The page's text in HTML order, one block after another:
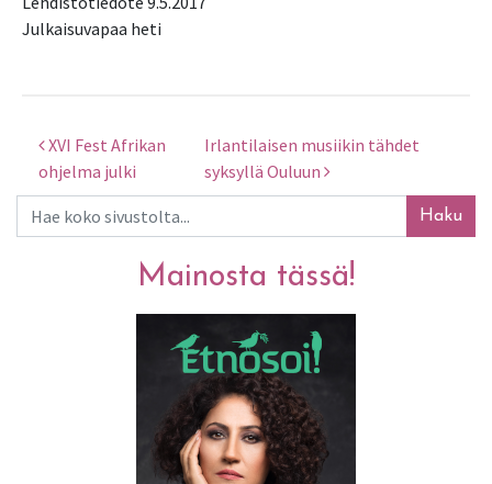
Julkaisuvapaa heti
Artikkelien selaus
XVI Fest Afrikan
ohjelma julki
Irlantilaisen musiikin tähdet
syksyllä Ouluun
Haku
Mainosta tässä!